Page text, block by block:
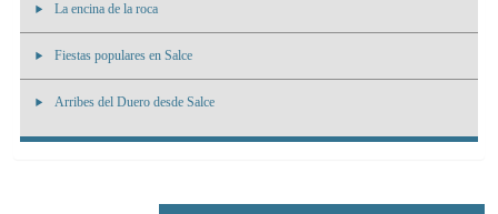
La encina de la roca
Fiestas populares en Salce
Arribes del Duero desde Salce